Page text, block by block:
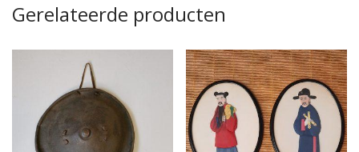
Gerelateerde producten